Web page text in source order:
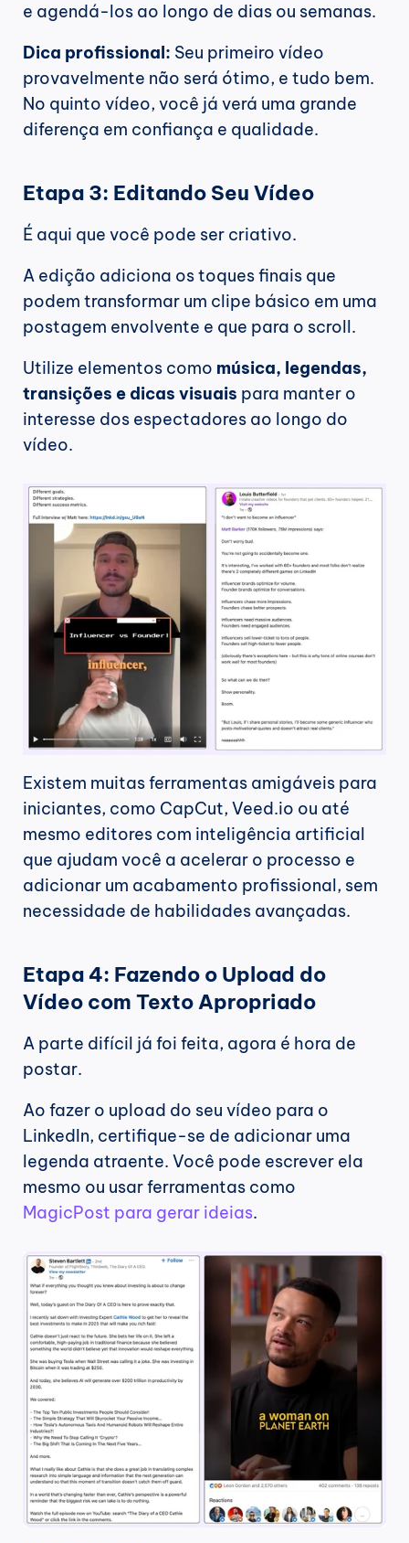
e agendá-los ao longo de dias ou semanas.
Dica profissional: Seu primeiro vídeo
provavelmente não será ótimo, e tudo bem.
No quinto vídeo, você já verá uma grande
diferença em confiança e qualidade.
Etapa 3: Editando Seu Vídeo
É aqui que você pode ser criativo.
A edição adiciona os toques finais que
podem transformar um clipe básico em uma
postagem envolvente e que para o scroll.
Utilize elementos como música, legendas,
transições e dicas visuais para manter o
interesse dos espectadores ao longo do
vídeo.
Existem muitas ferramentas amigáveis para
iniciantes, como CapCut, Veed.io ou até
mesmo editores com inteligência artificial
que ajudam você a acelerar o processo e
adicionar um acabamento profissional, sem
necessidade de habilidades avançadas.
Etapa 4: Fazendo o Upload do
Vídeo com Texto Apropriado
A parte difícil já foi feita, agora é hora de
postar.
Ao fazer o upload do seu vídeo para o
LinkedIn, certifique-se de adicionar uma
legenda atraente. Você pode escrever ela
MagicPost para gerar ideias.